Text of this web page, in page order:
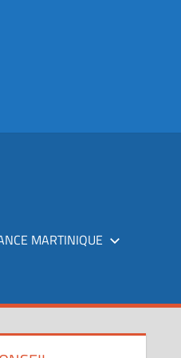
MARTINIQUE